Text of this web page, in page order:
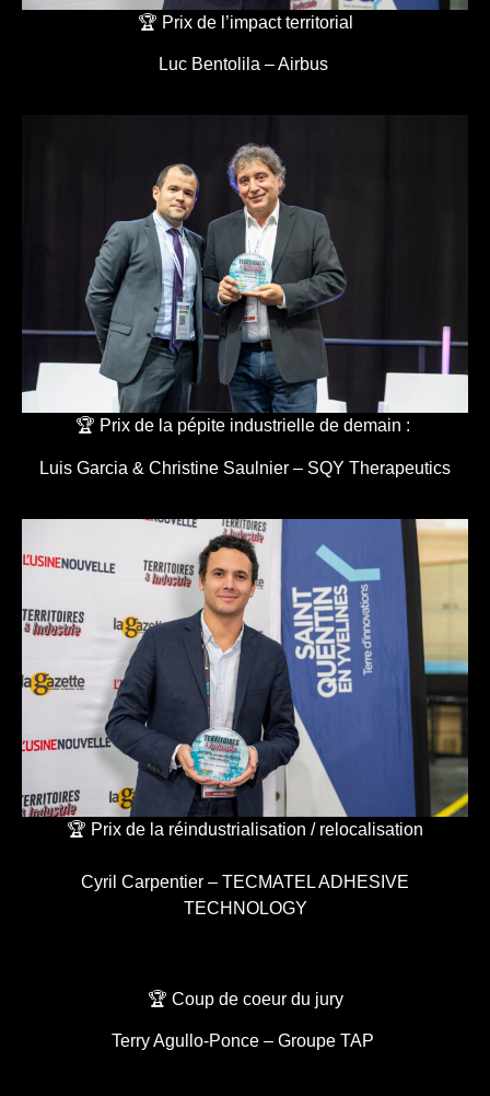
🏆 Prix de l’impact territorial
Luc Bentolila – Airbus
🏆 Prix de la pépite industrielle de demain :
Luis Garcia & Christine Saulnier – SQY Therapeutics
🏆 Prix de la réindustrialisation / relocalisation
Cyril Carpentier – TECMATEL ADHESIVE
TECHNOLOGY
🏆 Coup de coeur du jury
Terry Agullo-Ponce – Groupe TAP